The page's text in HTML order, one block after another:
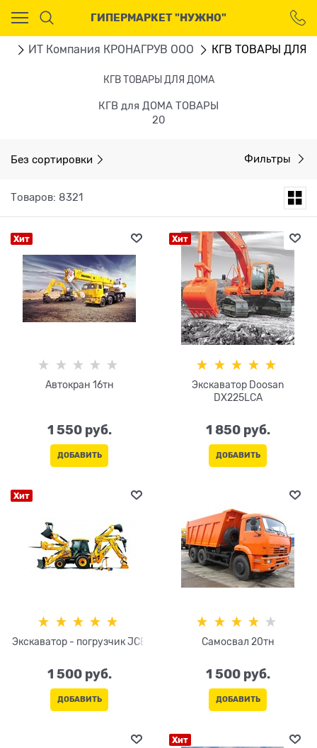
ГИПЕРМАРКЕТ "НУЖНО"
ИТ Компания КРОНАГРУВ ООО КГВ ТОВАРЫ ДЛЯ
КГВ ТОВАРЫ ДЛЯ ДОМА
КГВ для ДОМА ТОВАРЫ
20
Без сортировки Фильтры
Товаров: 8321
Хит
Автокран 16тн
1 550 руб.
ДОБАВИТЬ
Хит
Экскаватор Doosan
DX225LCA
1 850 руб.
ДОБАВИТЬ
Хит
Экскаватор - погрузчик JCB
1 500 руб.
ДОБАВИТЬ
Самосвал 20тн
1 500 руб.
ДОБАВИТЬ
Хит
Ваш город - Москва,
угадали?
ДА НЕТ